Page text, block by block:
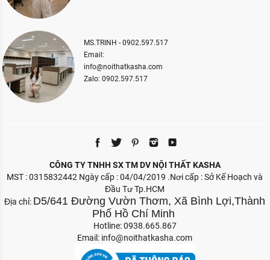
MS.TRINH - 0902.597.517
Email:
info@noithatkasha.com
Zalo: 0902.597.517
CÔNG TY TNHH SX TM DV NỘI THẤT KASHA
MST : 0315832442 Ngày cấp : 04/04/2019 .Nơi cấp : Sở Kế Hoạch và
Đầu Tư Tp.HCM
Địa chỉ: D5/641 Đường Vườn Thơm, Xã Bình Lợi,Thành
Phố Hồ Chí Minh
Hotline: 0938.665.867
Email: info@noithatkasha.com